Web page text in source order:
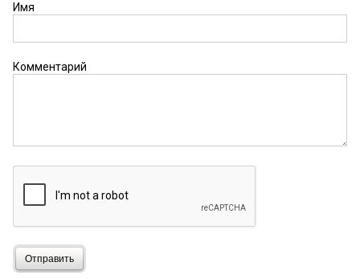
Анатольевича возьми помощником/советником.
Денис пригласит Дубровина 100%. Дубровину
Пока ещё местный 10 августа 2020 в 14:47:
Хана инвест климату в Омске, как и в области!!!
Имя
Комментарий
Отправить